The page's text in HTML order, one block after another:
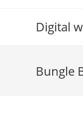
Digital
Bungle